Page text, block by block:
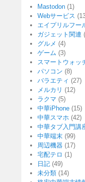
Mastodon (1)
Webサービス
エイプリルフー
ガジェット関連
グルメ (4)
ゲーム (3)
スマートウォッ
パソコン (8)
バラエティ (27)
メルカリ (12)
ラクマ (5)
中華iPhone (15)
中華スマホ (42)
中華タブ入門講
中華端末 (99)
周辺機器 (17)
宅配テロ (1)
日記 (49)
未分類 (14)